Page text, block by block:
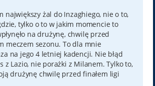
największy żal do Inzaghiego, nie o to,
tylko o to w jakim momencie to
na drużynę, chwilę przed
meczem sezonu. To dla mnie
na jego 4 letniej kadencji. Nie błąd
z Lazio, nie porażki z Milanem. Tylko to,
drużynę chwilę przed finałem ligi